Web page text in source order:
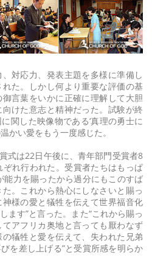
対応力、発表主題を多様に準備し
た。しかし何より重要な評価の基
言葉をいかに正確に理解して大胆
けた意志と精神だった。試験が終
関した映像物である‘真理の勇士に
かい愛をもう一度感じた。
式は22日午後に、青年部門受賞者8
れ行われた。受賞者たちはもっぱ
能力を賜ったから過分にもこのすば
。これから熱心にしなさいと賜っ
様の愛と犠牲を伝えて世界福音化
ます”と言った。また“これから賜っ
アフリカ奥地と言っても厭わなず
犠牲と愛を伝えて、失われた兄弟
を差し上げる”と受賞所感を明らか